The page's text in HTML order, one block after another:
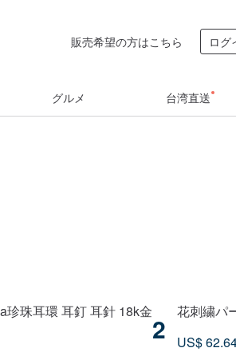
販売希望の方はこちら ログ
グルメ 台湾直送
珍珠耳環 耳釘 耳針 18k金2
花刺繍パ
US$